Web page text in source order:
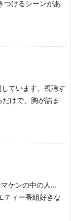
つけるシーンがあ
ています。視聴す
けで、胸が詰ま
ケンの中の人…
ティー番組好きな